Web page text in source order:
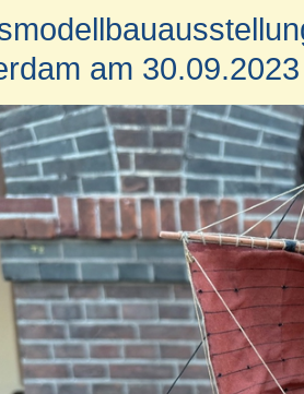
am 30.09.2023